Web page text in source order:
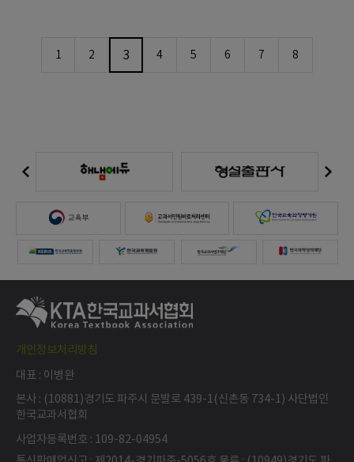
1 2 3 4 5 6 7 8
개인정보처리방침
대표 : 이병완
본사 : (10881)경기도 파주시 문발로 439-1(신촌동 734-1) 사단법인
한국교과서협회
사업자등록번호 : 109-82-04954